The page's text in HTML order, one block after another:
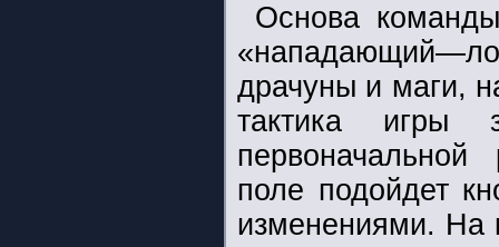
Основа
драчуны и маги,
тактика игры
первоначальной
поле подойдет
изменениями. На